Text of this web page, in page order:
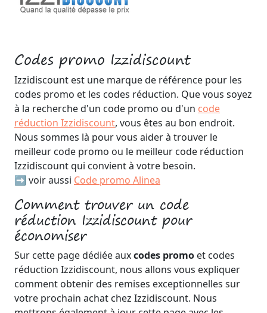
Codes promo Izzidiscount
Izzidiscount est une marque de référence pour les
codes promo et les codes réduction. Que vous soyez
à la recherche d'un code promo ou d'un code
réduction Izzidiscount, vous êtes au bon endroit.
Nous sommes là pour vous aider à trouver le
meilleur code promo ou le meilleur code réduction
Izzidiscount qui convient à votre besoin.
➡️ voir aussi Code promo Alinea
Comment trouver un code
réduction Izzidiscount pour
économiser
Sur cette page dédiée auxcodes promo et codes
réduction Izzidiscount, nous allons vous expliquer
comment obtenir des remises exceptionnelles sur
votre prochain achat chez Izzidiscount. Nous